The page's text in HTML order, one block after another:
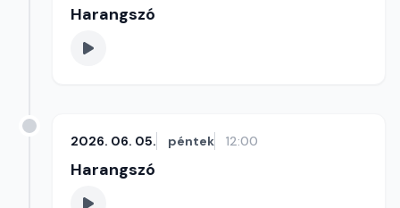
Harangszó
2026. 06. 05. péntek 12:00
Harangszó